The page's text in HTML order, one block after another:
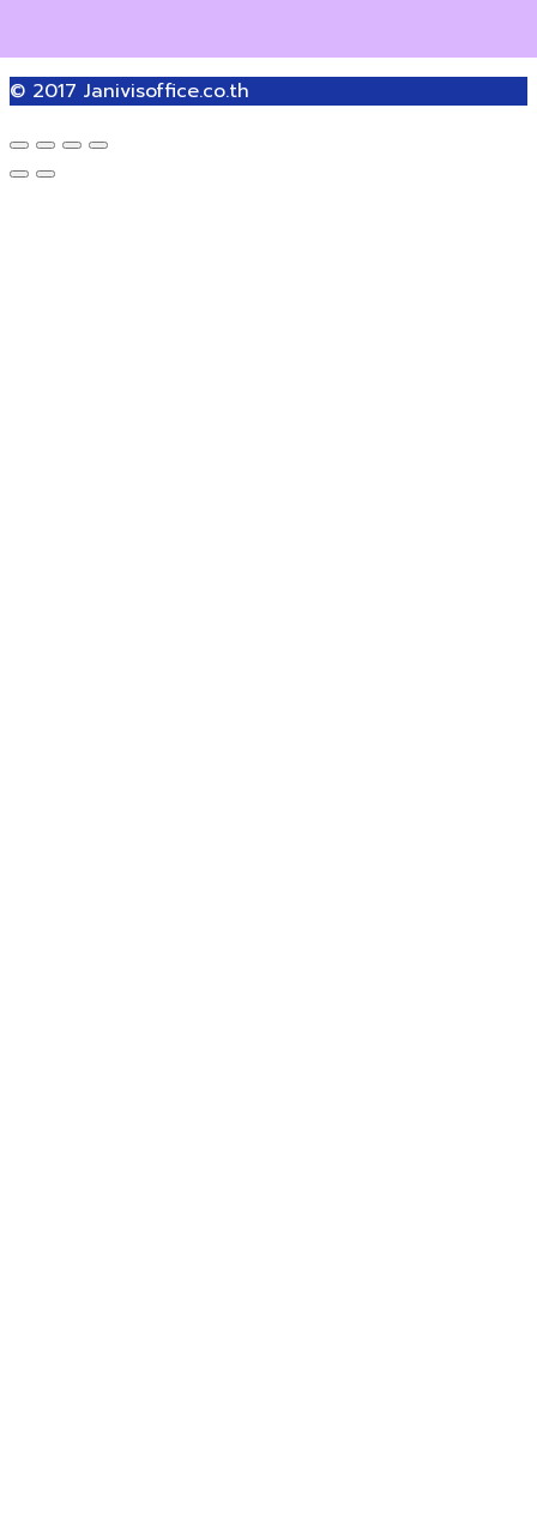
© 2017 Janivisoffice.co.th